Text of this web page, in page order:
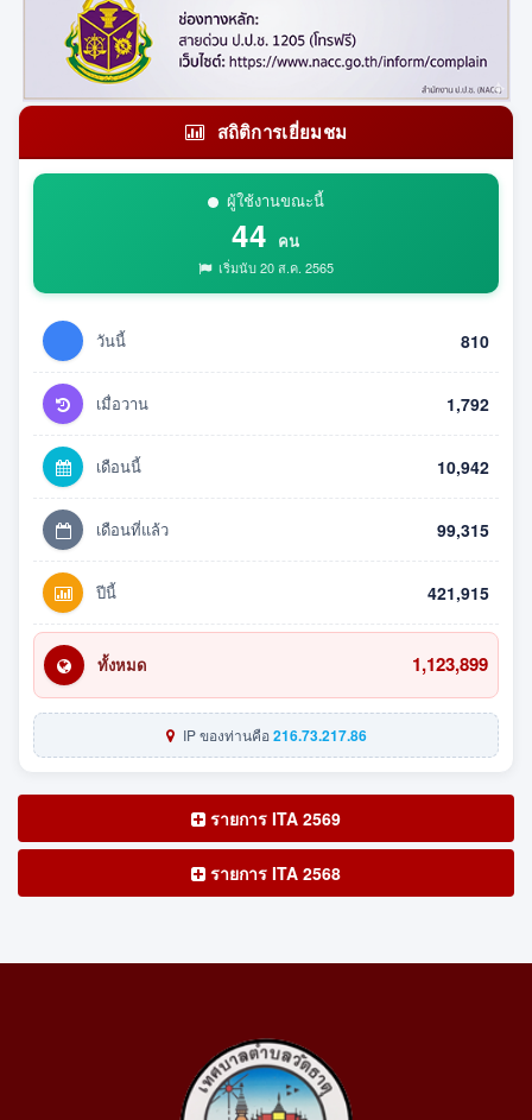
สถิติการเยี่ยมชม
ผู้ใช้งานขณะนี้
44 คน
เริ่มนับ 20 ส.ค. 2565
วันนี้ 810
เมื่อวาน 1,792
เดือนนี้ 10,942
เดือนที่แล้ว 99,315
ปีนี้ 421,915
ทั้งหมด 1,123,899
IP ของท่านคือ216.73.217.86
รายการ ITA 2569
รายการ ITA 2568